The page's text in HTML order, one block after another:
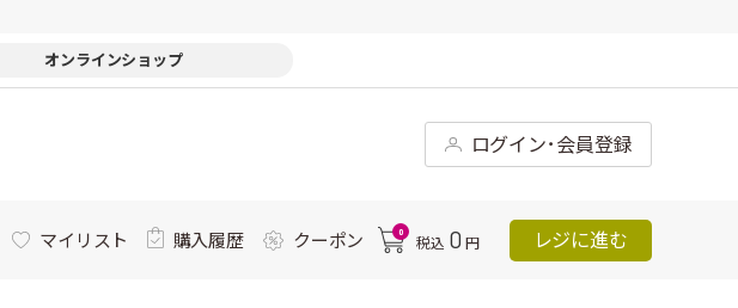
オンラインショップ
ログイン･会員登録
マイリスト 購入履歴 クーポン 0
税込 0 円 レジに進む